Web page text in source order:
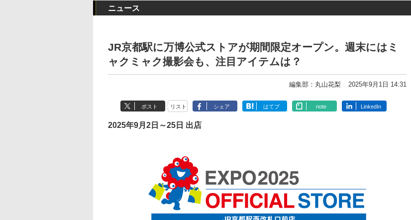
ニュース
JR京都駅に万博公式ストアが期間限定オープン。週末にはミ
ャクミャク撮影会も、注目アイテムは？
編集部：丸山花梨 2025年9月1日 14:31
ポスト リスト シェア はてブ note LinkedIn
2025年9月2日～25日 出店